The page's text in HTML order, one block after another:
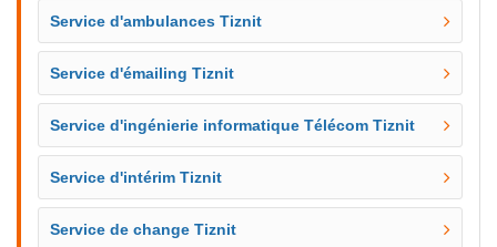
Service d'ambulances Tiznit
Service d'émailing Tiznit
Service d'ingénierie informatique Télécom Tiznit
Service d'intérim Tiznit
Service de change Tiznit